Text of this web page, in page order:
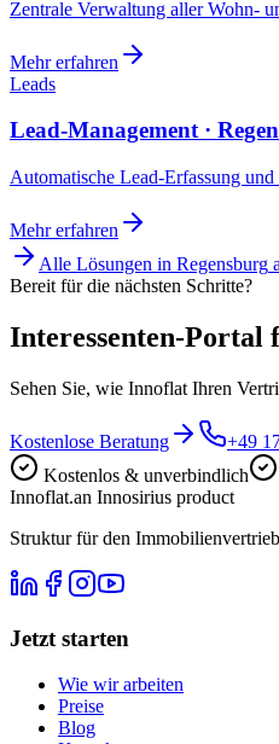
Zentrale Verwaltung aller Wohn-
Mehr erfahren
Leads
Lead-Management ·
Automatische Lead-Erfassung
Mehr erfahren
Alle Lösungen in Regensburg
Bereit für die nächsten Schritte?
Interessenten-
Sehen Sie, wie Innoflat Ihren
Kostenlose Beratung
+49
Kostenlos & unverbindlich
Innoflat.an Innosirius product
Struktur für den
Jetzt starten
Wie wir arbeiten
Preise
Blog